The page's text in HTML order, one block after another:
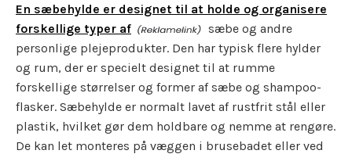
En sæbehylde er designet til at holde og organisere
forskellige typer af
sæbe og andre
personlige plejeprodukter. Den har typisk flere hylder
og rum, der er specielt designet til at rumme
forskellige størrelser og former af sæbe og shampoo-
flasker. Sæbehylde er normalt lavet af rustfrit stål eller
plastik, hvilket gør dem holdbare og nemme at rengøre.
De kan let monteres på væggen i brusebadet eller ved